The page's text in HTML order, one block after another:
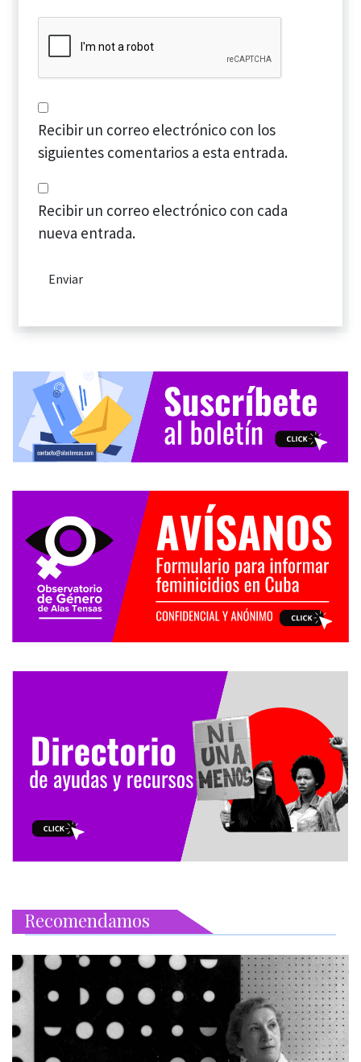
Recibir un correo electrónico con los
siguientes comentarios a esta entrada.
Recibir un correo electrónico con cada
nueva entrada.
Recomendamos